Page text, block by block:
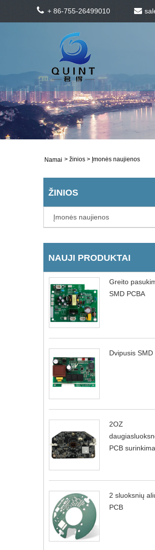
+ 86-755-26499010
Namai > žinios > Įmonės naujienos
ŽINIOS
Įmonės naujienos
NAUJI PRODUKTAI
Greito
SMD PCBA
Dvipusis SMD
2OZ
PCB
2 sluoksnių
PCB